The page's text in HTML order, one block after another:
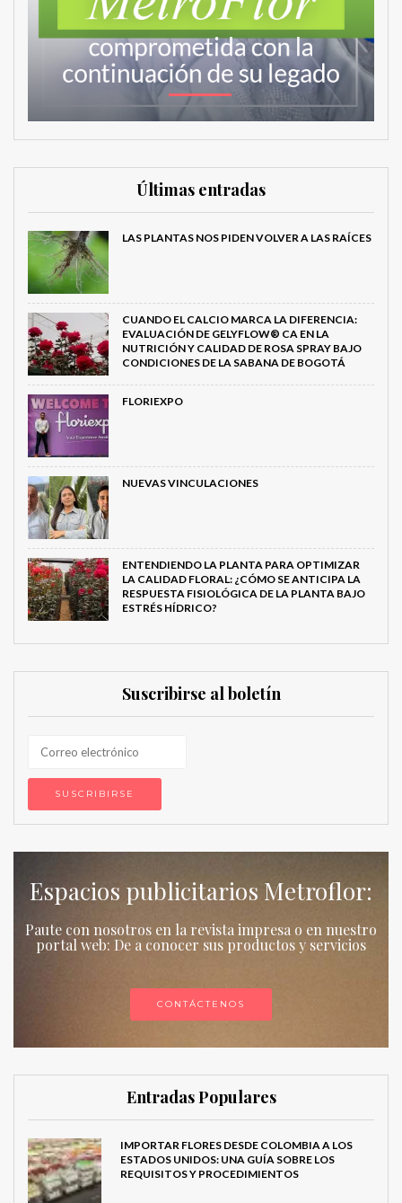
Últimas entradas
LAS PLANTAS NOS PIDEN VOLVER A LAS RAÍCES
CUANDO EL CALCIO MARCA LA DIFERENCIA:
EVALUACIÓN DE GELYFLOW® CA EN LA
NUTRICIÓN Y CALIDAD DE ROSA SPRAY BAJO
CONDICIONES DE LA SABANA DE BOGOTÁ
FLORIEXPO
NUEVAS VINCULACIONES
ENTENDIENDO LA PLANTA PARA OPTIMIZAR
LA CALIDAD FLORAL: ¿CÓMO SE ANTICIPA LA
RESPUESTA FISIOLÓGICA DE LA PLANTA BAJO
ESTRÉS HÍDRICO?
Suscribirse al boletín
Espacios publicitarios Metroflor:
Paute con nosotros en la revista impresa o en nuestro
portal web: De a conocer sus productos y servicios
CONTÁCTENOS
Entradas Populares
IMPORTAR FLORES DESDE COLOMBIA A LOS
ESTADOS UNIDOS: UNA GUÍA SOBRE LOS
REQUISITOS Y PROCEDIMIENTOS